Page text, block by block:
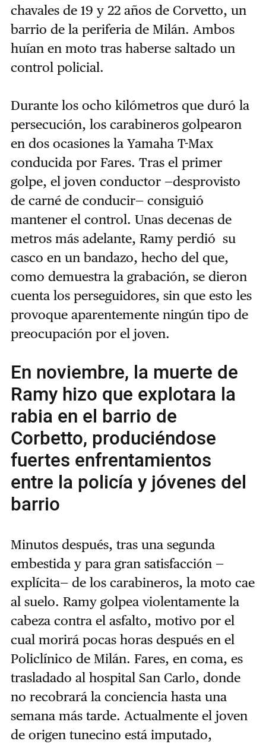
chavales de 19 y 22 años de Corvetto, un
barrio de la periferia de Milán. Ambos
huían en moto tras haberse saltado un
control policial.
Durante los ocho kilómetros que duró la
persecución, los carabineros golpearon
en dos ocasiones la Yamaha T-Max
conducida por Fares. Tras el primer
golpe, el joven conductor —desprovisto
de carné de conducir— consiguió
mantener el control. Unas decenas de
metros más adelante, Ramy perdió su
casco en un bandazo, hecho del que,
como demuestra la grabación, se dieron
cuenta los perseguidores, sin que esto les
provoque aparentemente ningún tipo de
preocupación por el joven.
En noviembre, la muerte de
Ramy hizo que explotara la
rabia en el barrio de
Corbetto, produciéndose
fuertes enfrentamientos
entre la policía y jóvenes del
barrio
Minutos después, tras una segunda
embestida y para gran satisfacción —
explícita— de los carabineros, la moto cae
al suelo. Ramy golpea violentamente la
cabeza contra el asfalto, motivo por el
cual morirá pocas horas después en el
Policlínico de Milán. Fares, en coma, es
trasladado al hospital San Carlo, donde
no recobrará la conciencia hasta una
semana más tarde. Actualmente el joven
de origen tunecino está imputado,